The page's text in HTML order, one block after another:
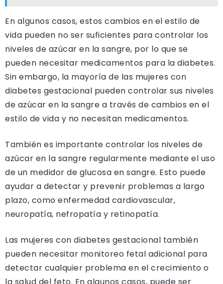
En algunos casos, estos cambios en el estilo de
vida pueden no ser suficientes para controlar los
niveles de azúcar en la sangre, por lo que se
pueden necesitar medicamentos para la diabetes.
Sin embargo, la mayoría de las mujeres con
diabetes gestacional pueden controlar sus niveles
de azúcar en la sangre a través de cambios en el
estilo de vida y no necesitan medicamentos.
También es importante controlar los niveles de
azúcar en la sangre regularmente mediante el uso
de un medidor de glucosa en sangre. Esto puede
ayudar a detectar y prevenir problemas a largo
plazo, como enfermedad cardiovascular,
neuropatía, nefropatía y retinopatía.
Las mujeres con diabetes gestacional también
pueden necesitar monitoreo fetal adicional para
detectar cualquier problema en el crecimiento o